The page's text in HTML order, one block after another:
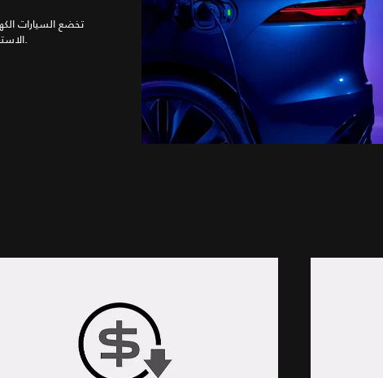
تخضع السيارات
الاستفادة من خصم الضرائب على الأصول، والذي يخصم قيمة السيارة من أرباحك السنوية.